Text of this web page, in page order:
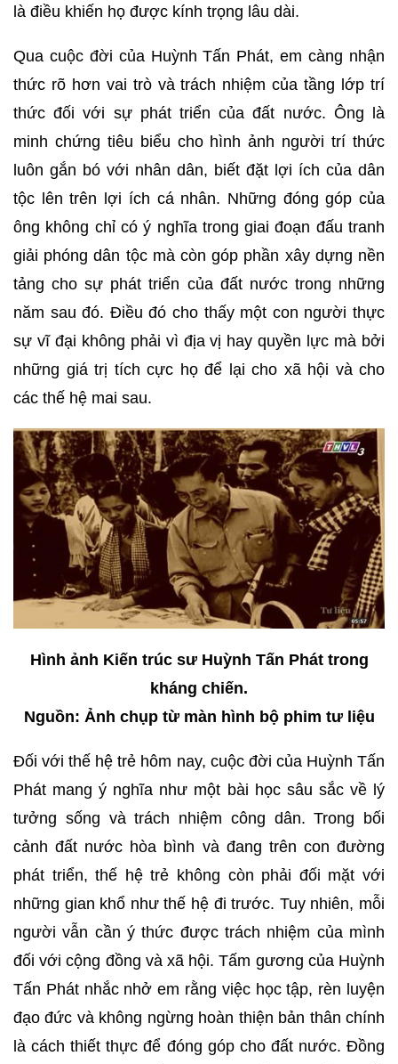
là điều khiến họ được kính trọng lâu dài.
Qua cuộc đời của Huỳnh Tấn Phát, em càng nhận
thức rõ hơn vai trò và trách nhiệm của tầng lớp trí
thức đối với sự phát triển của đất nước. Ông là
minh chứng tiêu biểu cho hình ảnh người trí thức
luôn gắn bó với nhân dân, biết đặt lợi ích của dân
tộc lên trên lợi ích cá nhân. Những đóng góp của
ông không chỉ có ý nghĩa trong giai đoạn đấu tranh
giải phóng dân tộc mà còn góp phần xây dựng nền
tảng cho sự phát triển của đất nước trong những
năm sau đó. Điều đó cho thấy một con người thực
sự vĩ đại không phải vì địa vị hay quyền lực mà bởi
những giá trị tích cực họ để lại cho xã hội và cho
các thế hệ mai sau.
Hình ảnh Kiến trúc sư Huỳnh Tấn Phát trong
kháng chiến.
Nguồn: Ảnh chụp từ màn hình bộ phim tư liệu
Đối với thế hệ trẻ hôm nay, cuộc đời của Huỳnh Tấn
Phát mang ý nghĩa như một bài học sâu sắc về lý
tưởng sống và trách nhiệm công dân. Trong bối
cảnh đất nước hòa bình và đang trên con đường
phát triển, thế hệ trẻ không còn phải đối mặt với
những gian khổ như thế hệ đi trước. Tuy nhiên, mỗi
người vẫn cần ý thức được trách nhiệm của mình
đối với cộng đồng và xã hội. Tấm gương của Huỳnh
Tấn Phát nhắc nhở em rằng việc học tập, rèn luyện
đạo đức và không ngừng hoàn thiện bản thân chính
là cách thiết thực để đóng góp cho đất nước. Đồng